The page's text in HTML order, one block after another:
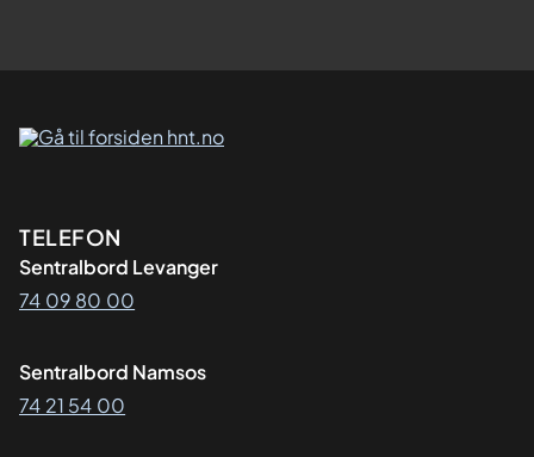
Kontaktinformasjon
TELEFON
Sentralbord Levanger
74 09 80 00
Sentralbord Namsos
74 21 54 00